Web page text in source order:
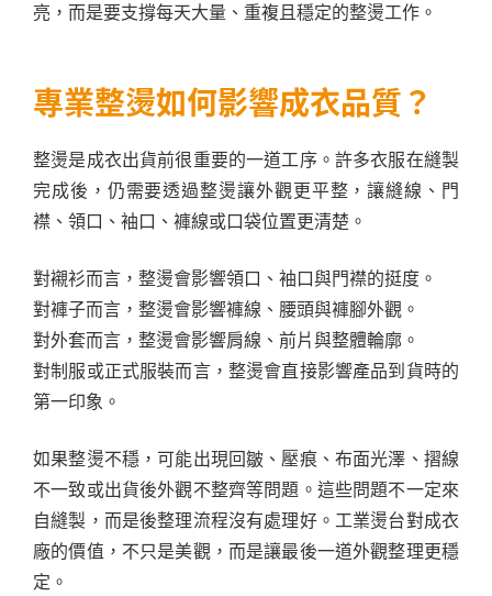
亮，而是要支撐每天大量、重複且穩定的整燙工作。
專業整燙如何影響成衣品質？
整燙是成衣出貨前很重要的一道工序。許多衣服在縫製
完成後，仍需要透過整燙讓外觀更平整，讓縫線、門
襟、領口、袖口、褲線或口袋位置更清楚。
對襯衫而言，整燙會影響領口、袖口與門襟的挺度。
對褲子而言，整燙會影響褲線、腰頭與褲腳外觀。
對外套而言，整燙會影響肩線、前片與整體輪廓。
對制服或正式服裝而言，整燙會直接影響產品到貨時的
第一印象。
如果整燙不穩，可能出現回皺、壓痕、布面光澤、摺線
不一致或出貨後外觀不整齊等問題。這些問題不一定來
自縫製，而是後整理流程沒有處理好。工業燙台對成衣
廠的價值，不只是美觀，而是讓最後一道外觀整理更穩
定。